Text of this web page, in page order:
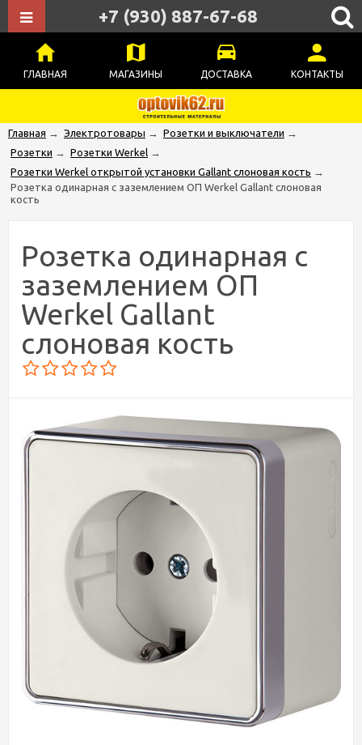
ГЛАВНАЯ МАГАЗИНЫ ДОСТАВКА КОНТАКТЫ
+7 (930) 887-67-68
Главная → Электротовары → Розетки и выключатели →
Розетки → Розетки Werkel →
Розетки Werkel открытой установки Gallant слоновая кость →
Розетка одинарная с заземлением ОП Werkel Gallant слоновая
кость
Розетка одинарная с
заземлением ОП
Werkel Gallant
слоновая кость